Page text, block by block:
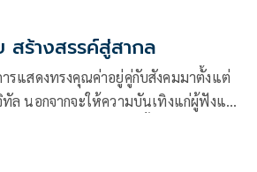
ร้างสรรค์สู่สากล
รแสดงทรงคุณค่าอยู่คู่กับสังคมมาตั้งแต่
ล นอกจากจะให้ความบันเทิงแก่ผู้ฟังแล้ว